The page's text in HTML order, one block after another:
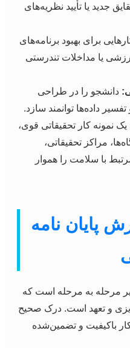
جدید یا تأیید نظریه‌های
برای بهبود برنامه‌های
یا مداخلات تندرستی
دانشجو را در طراحی
داده‌ها توانمند سازد.
یک نمونه کار تحقیقاتی قوی،
مراکز تحقیقاتی،
با سلامت را هموار
پایان نامه
مرحله به مرحله است که
و تعهد است. درک صحیح
باکیفیت و تضمین‌شده